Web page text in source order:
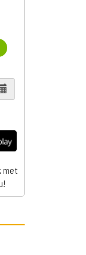
met